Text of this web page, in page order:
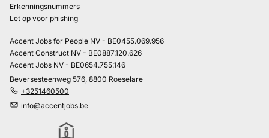
Erkenningsnummers
Let op voor phishing
Accent Jobs for People NV - BE0455.069.956
Accent Construct NV - BE0887.120.626
Accent Jobs NV - BE0654.755.146
Beversesteenweg 576, 8800 Roeselare
+3251460500
info@accentjobs.be